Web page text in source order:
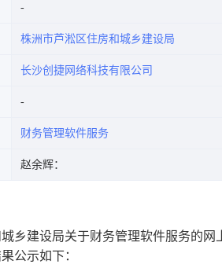
株洲市芦淞区住房和城乡建设局
长沙创捷网络科技有限公司
财务管理软件服务
赵余辉：
乡建设局关于财务管理软件服务的网
公示如下：